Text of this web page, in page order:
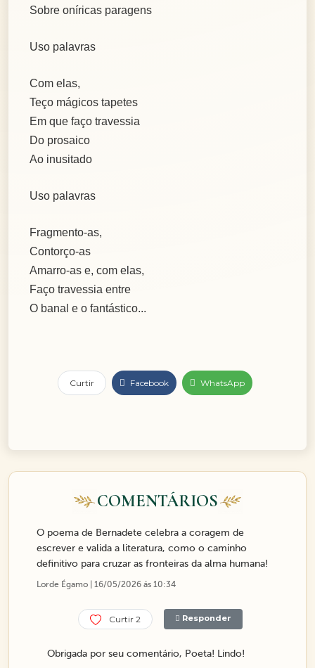
Sobre oníricas paragens
Uso palavras
Com elas,
Teço mágicos tapetes
Em que faço travessia
Do prosaico
Ao inusitado
Uso palavras
Fragmento-as,
Contorço-as
Amarro-as e, com elas,
Faço travessia entre
O banal e o fantástico...
Curtir Facebook WhatsApp
COMENTÁRIOS
O poema de Bernadete celebra a coragem de
escrever e valida a literatura, como o caminho
definitivo para cruzar as fronteiras da alma humana!
Lorde Égamo | 16/05/2026 ás 10:34
Curtir 2 Responder
Obrigada por seu comentário, Poeta! Lindo!